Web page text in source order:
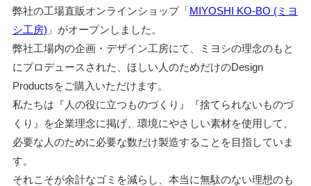
弊社の工場直販オンラインショップ「MIYOSHI KO-BO (ミヨ
シ工房) 」がオープンしました。
弊社工場内の企画・デザイン工房にて、ミヨシの理念のもと
にプロデュースされた、ほしい人のためだけのDesign
Productsをご購入いただけます。
私たちは『人の役に立つものづくり』『捨てられないものづ
くり』を企業理念に掲げ、環境にやさしい素材を使用して、
必要な人のために必要な数だけ製造することを目指していま
す。
それこそが余計なゴミを減らし、本当に無駄のない理想のも